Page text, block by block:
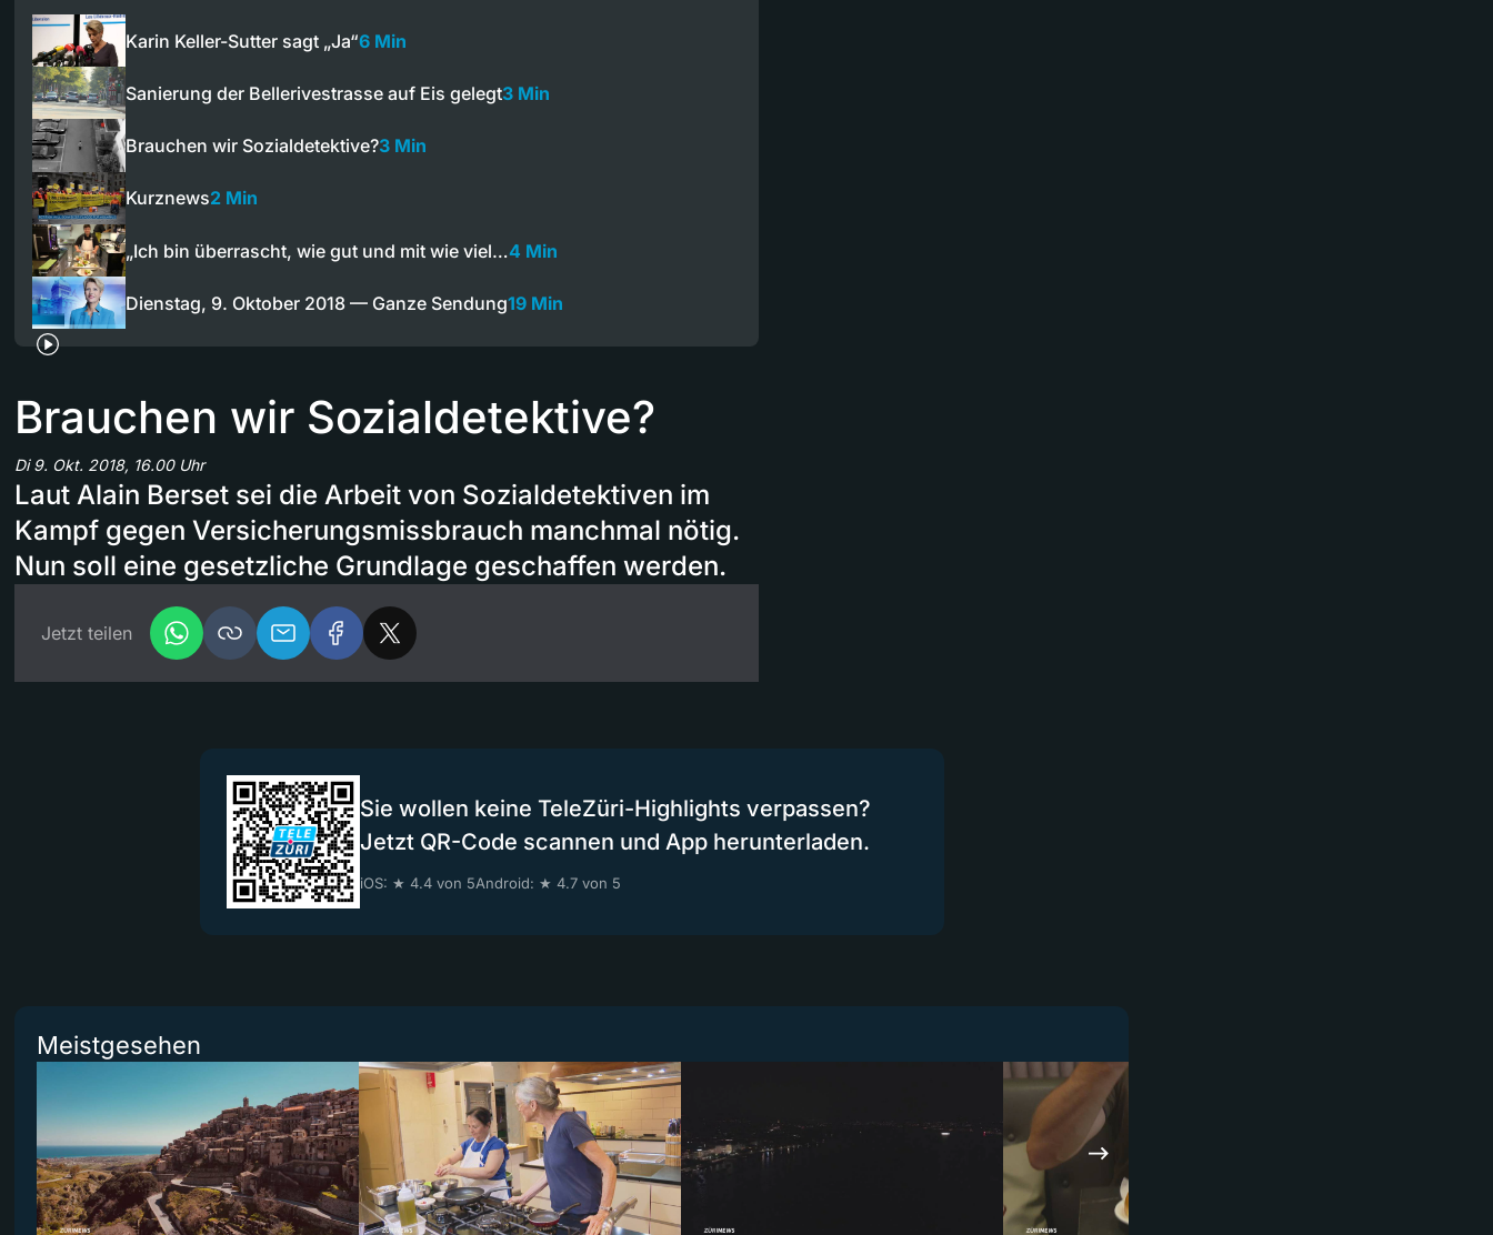
Karin Keller-Sutter sagt „Ja“6 Min
Sanierung der Bellerivestrasse auf Eis gelegt3 Min
Brauchen wir Sozialdetektive?3 Min
Kurznews2 Min
„Ich bin überrascht, wie gut und mit wie viel…4 Min
Dienstag, 9. Oktober 2018 — Ganze Sendung19 Min
Brauchen wir Sozialdetektive?
Di 9. Okt. 2018, 16.00 Uhr
Laut Alain Berset sei die Arbeit von Sozialdetektiven im
Kampf gegen Versicherungsmissbrauch manchmal nötig.
Nun soll eine gesetzliche Grundlage geschaffen werden.
Jetzt teilen
Sie wollen keine TeleZüri-Highlights verpassen?
Jetzt QR-Code scannen und App herunterladen.
iOS: ★ 4.4 von 5Android: ★ 4.7 von 5
Meistgesehen